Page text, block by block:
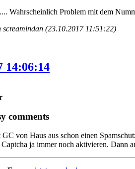
Wahrscheinlich Problem mit dem
screamindan (23.10.2017 11:51:22)
14:06:14
comments
von Haus aus schon einen
ja immer noch aktivieren. Dann